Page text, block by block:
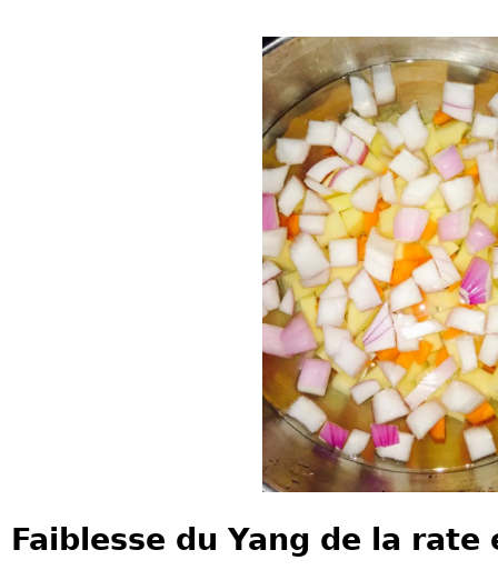
Faiblesse du Yang de la rate